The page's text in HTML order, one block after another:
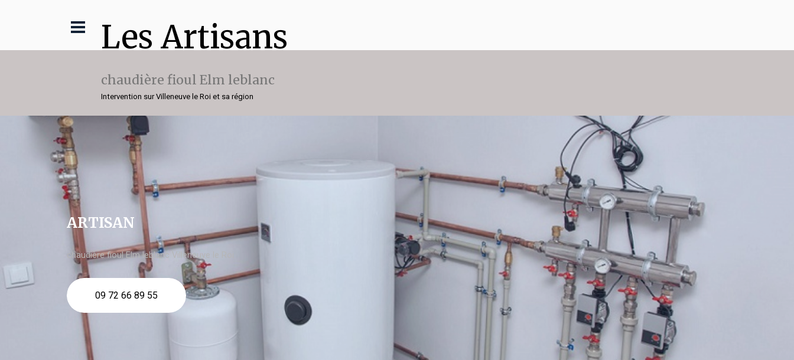
Les Artisans
chaudière fioul Elm leblanc
Intervention sur Villeneuve le Roi et sa région
ARTISAN
chaudière fioul Elm leblanc Villeneuve le Roi
09 72 66 89 55